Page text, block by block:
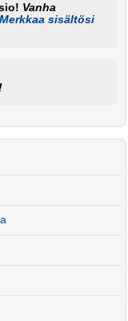
Vanha
Merkkaa sisältösi